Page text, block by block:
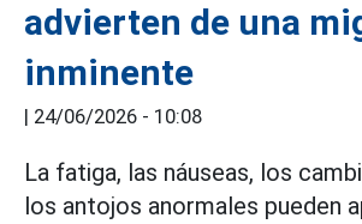
advierten de una
inminente
| 24/06/2026 - 10:08
La fatiga, las náuseas, los
los antojos anormales pueden